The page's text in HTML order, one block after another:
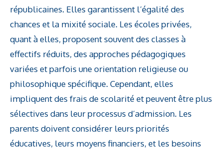
républicaines. Elles garantissent l’égalité des
chances et la mixité sociale. Les écoles privées,
quant à elles, proposent souvent des classes à
effectifs réduits, des approches pédagogiques
variées et parfois une orientation religieuse ou
philosophique spécifique. Cependant, elles
impliquent des frais de scolarité et peuvent être plus
sélectives dans leur processus d’admission. Les
parents doivent considérer leurs priorités
éducatives, leurs moyens financiers, et les besoins